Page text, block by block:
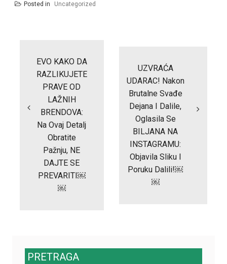
Posted in Uncategorized
EVO KAKO DA
RAZLIKUJETE
PRAVE OD
LAŽNIH
BRENDOVA:
Na Ovaj Detalj
Obratite
Pažnju, NE
DAJTE SE
PREVARITI￼
￼
UZVRAĆA
UDARAC! Nakon
Brutalne Svađe
Dejana I Dalile,
Oglasila Se
BILJANA NA
INSTAGRAMU:
Objavila Sliku I
Poruku Dalili!￼
￼
PRETRAGA